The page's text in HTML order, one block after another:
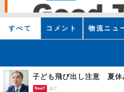
すべて コメント 物流ニュ
子ども飛び出し注意 夏休
New!! 8/7